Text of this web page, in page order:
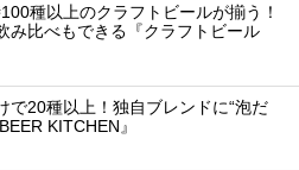
種以上のクラフトビールが揃う！
み比べもできる『クラフトビール
で20種以上！独自ブレンドに“泡だ
KITCHEN』